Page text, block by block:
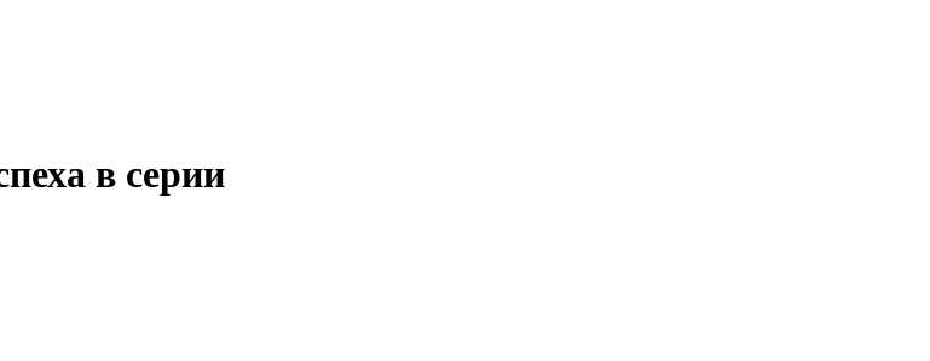
в серии